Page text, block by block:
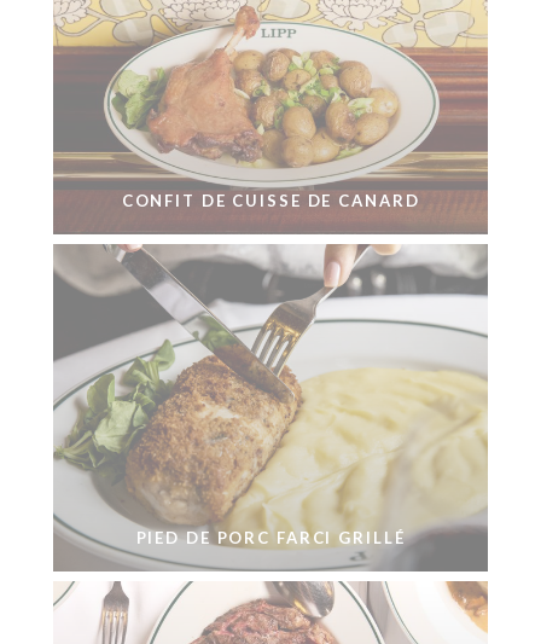
CONFIT DE CUISSE DE CANARD
PIED DE PORC FARCI GRILLÉ